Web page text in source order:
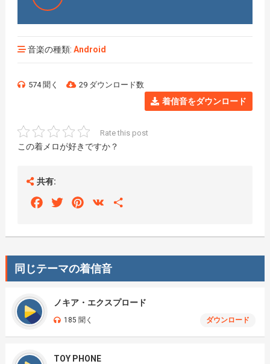
音楽の種類: Android
574 聞く 29 ダウンロード数
着信音をダウンロード
Rate this post
この着メロが好きですか？
共有:
FacebookTwitterPinterest
VK
同じテーマの着信音
ノキア・エクスプロード
185 聞く ダウンロード
TOY PHONE